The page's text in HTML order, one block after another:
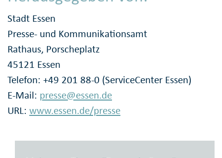
Stadt Essen
Presse- und Kommunikationsamt
Rathaus, Porscheplatz
45121 Essen
Telefon: +49 201 88-0 (ServiceCenter Essen)
E-Mail: presse@essen.de
URL: www.essen.de/presse